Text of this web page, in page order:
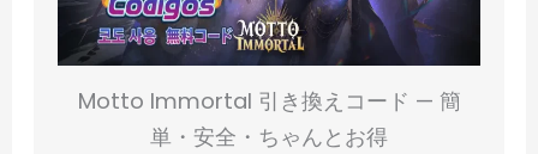
Motto Immortal 引き換えコード — 簡
単・安全・ちゃんとお得